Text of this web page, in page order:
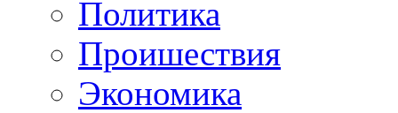
Политика
Проишествия
Экономика